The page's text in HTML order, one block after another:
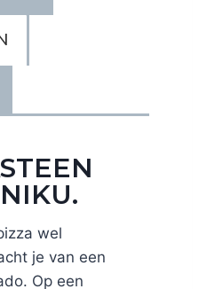
wel
je van een
Op een